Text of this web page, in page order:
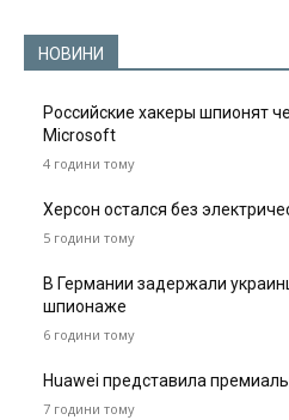
НОВИНИ
Российские хакеры шпионят
Microsoft
4 години тому
Херсон остался без
5 години тому
В Германии задержали
шпионаже
6 години тому
Huawei представила
7 години тому